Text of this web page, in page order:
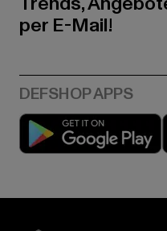
per E-Mail!